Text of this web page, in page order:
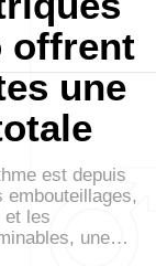
offrent
une
est depuis
embouteillages,
et les
une…